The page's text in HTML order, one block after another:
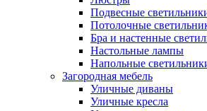
Подвесные
Потолочные
Бра и настенные
Настольные лампы
Напольные
Загородная мебель
Уличные диваны
Уличные кресла